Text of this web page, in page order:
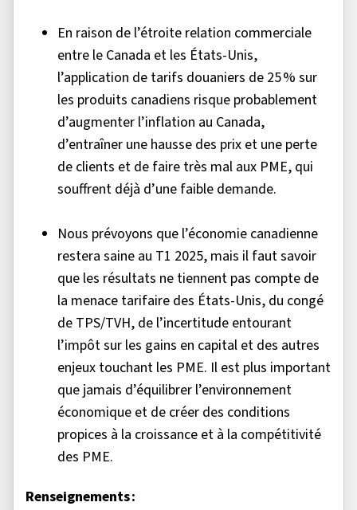
En raison de l’étroite relation commerciale
entre le Canada et les États-Unis,
l’application de tarifs douaniers de 25 % sur
les produits canadiens risque probablement
d’augmenter l’inflation au Canada,
d’entraîner une hausse des prix et une perte
de clients et de faire très mal aux PME, qui
souffrent déjà d’une faible demande.
Nous prévoyons que l’économie canadienne
restera saine au T1 2025, mais il faut savoir
que les résultats ne tiennent pas compte de
la menace tarifaire des États-Unis, du congé
de TPS/TVH, de l’incertitude entourant
l’impôt sur les gains en capital et des autres
enjeux touchant les PME. Il est plus important
que jamais d’équilibrer l’environnement
économique et de créer des conditions
propices à la croissance et à la compétitivité
des PME.
Renseignements :